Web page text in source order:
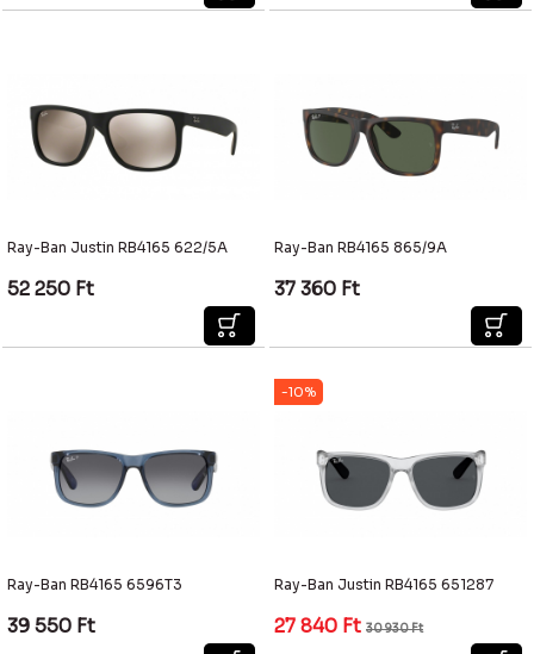
Ray-Ban Justin RB4165 622/5A
52 250 Ft
Ray-Ban RB4165 865/9A
37 360 Ft
Ray-Ban RB4165 6596T3
39 550 Ft
-10%
Ray-Ban Justin RB4165 651287
27 840 Ft 30 930Ft